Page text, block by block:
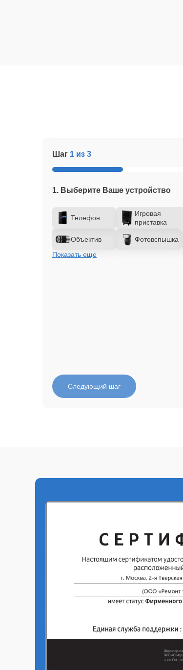
Шаг 1 из 3
1. Выберите Ваше устройство
Телефон
Игровая
приставка
Объектив Фотовспышка
Показать еще
Следующий шаг